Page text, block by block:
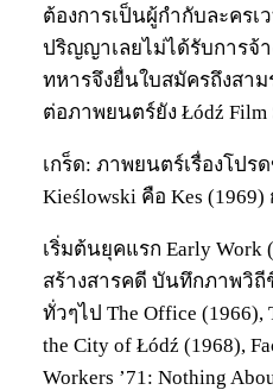
ต้องการเป็นผู้กำกับละครเ
ปริญญาเลยไม่ได้รับการจ้
ทหารจึงยื่นใบสมัครถึงสา
ต่อภาพยนตร์ยัง Łódź Film
เกร็ด: ภาพยนตร์เรื่องโปร
Kieślowski คือ Kes
เริ่มต้นยุคแรก Early Work
สร้างสารคดี บันทึกภาพวิ
ทั่วๆไป The Office (1966),
the City of Łódź (1968),
Workers ’71: Nothing